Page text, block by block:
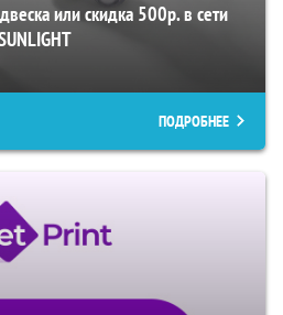
или скидка 500р. в сети
ПОДРОБНЕЕ